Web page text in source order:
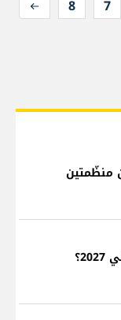
7
8
منظّمتين